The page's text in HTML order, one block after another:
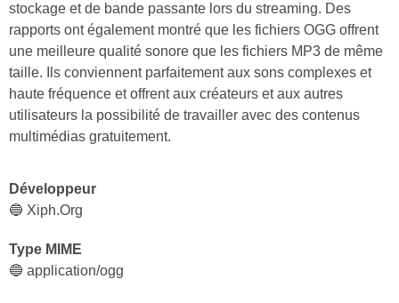
stockage et de bande passante lors du streaming. Des
rapports ont également montré que les fichiers OGG offrent
une meilleure qualité sonore que les fichiers MP3 de même
taille. Ils conviennent parfaitement aux sons complexes et
haute fréquence et offrent aux créateurs et aux autres
utilisateurs la possibilité de travailler avec des contenus
multimédias gratuitement.
Développeur
🔵 Xiph.Org
Type MIME
🔵 application/ogg